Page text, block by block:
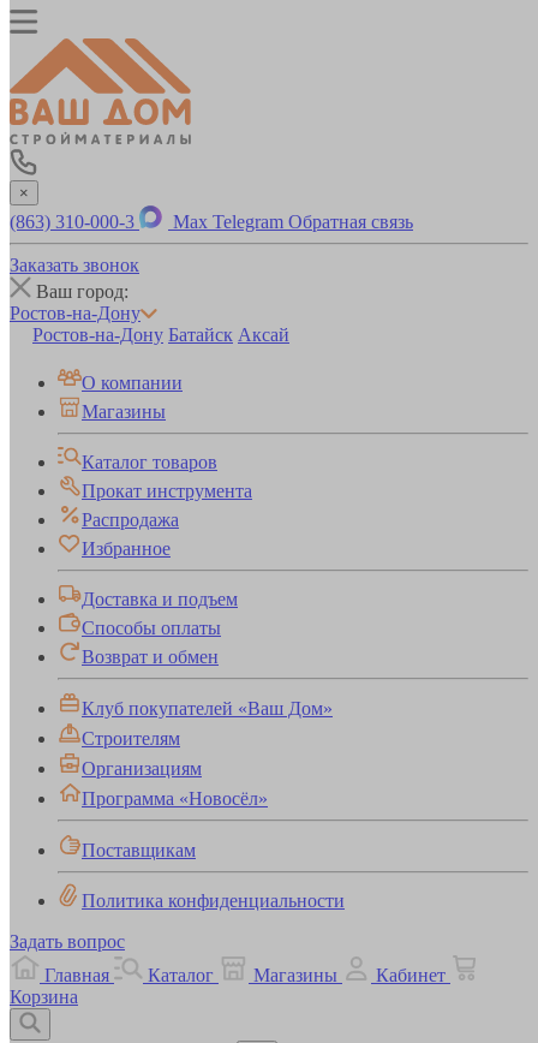
×
(863) 310-000-3 Max Telegram Обратная связь
Заказать звонок
Ваш город:
Ростов-на-Дону
Ростов-на-Дону Батайск Аксай
О компании
Магазины
Каталог товаров
Прокат инструмента
Распродажа
Избранное
Доставка и подъем
Способы оплаты
Возврат и обмен
Клуб покупателей «Ваш Дом»
Строителям
Организациям
Программа «Новосёл»
Поставщикам
Политика конфиденциальности
Задать вопрос
Главная
Каталог Магазины
Кабинет
Корзина